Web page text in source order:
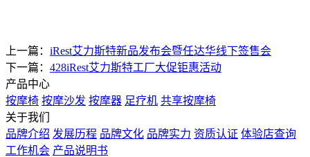
上一篇： iRest艾力斯特新品发布会暨任达华线下签售会
下一篇： 428iRest艾力斯特工厂大促钜惠活动
产品中心
按摩椅 按摩沙发 按摩器 足疗机 共享按摩椅
关于我们
品牌介绍 发展历程 品牌文化 品牌实力 资质认证 体验店查询
工作机会 产品说明书